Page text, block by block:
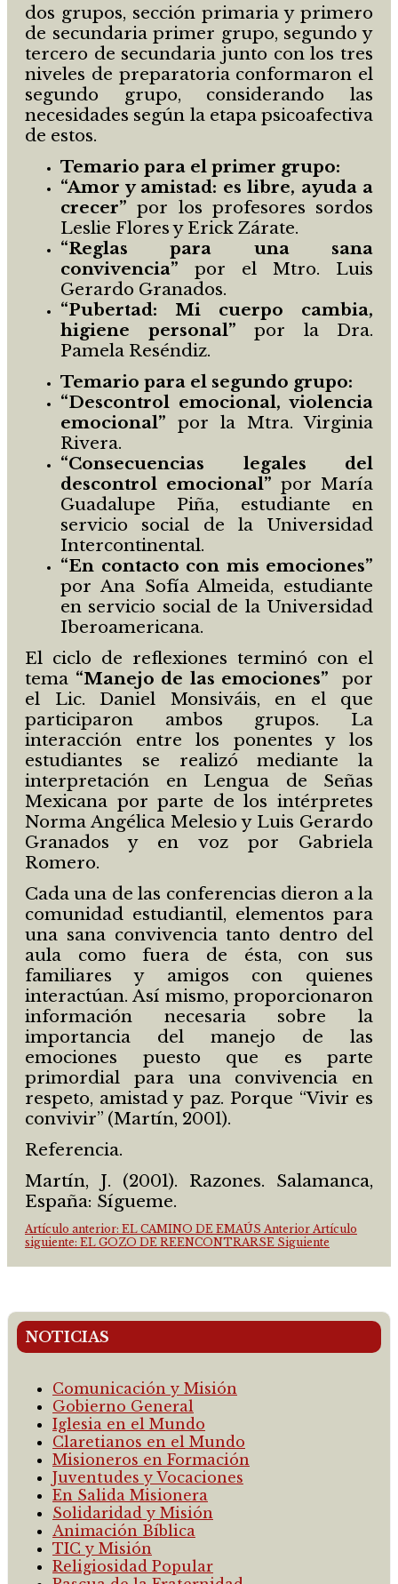
dos grupos, sección primaria y primero
de secundaria primer grupo, segundo y
tercero de secundaria junto con los tres
niveles de preparatoria conformaron el
segundo grupo, considerando las
necesidades según la etapa psicoafectiva
de estos.
Temario para el primer grupo:
“Amor y amistad: es libre, ayuda a
crecer” por los profesores sordos
Leslie Flores y Erick Zárate.
“Reglas para una sana
convivencia” por el Mtro. Luis
Gerardo Granados.
“Pubertad: Mi cuerpo cambia,
higiene personal” por la Dra.
Pamela Reséndiz.
Temario para el segundo grupo:
“Descontrol emocional, violencia
emocional” por la Mtra. Virginia
Rivera.
“Consecuencias legales del
descontrol emocional” por María
Guadalupe Piña, estudiante en
servicio social de la Universidad
Intercontinental.
“En contacto con mis emociones”
por Ana Sofía Almeida, estudiante
en servicio social de la Universidad
Iberoamericana.
El ciclo de reflexiones terminó con el
tema “Manejo de las emociones” por
el Lic. Daniel Monsiváis, en el que
participaron ambos grupos. La
interacción entre los ponentes y los
estudiantes se realizó mediante la
interpretación en Lengua de Señas
Mexicana por parte de los intérpretes
Norma Angélica Melesio y Luis Gerardo
Granados y en voz por Gabriela
Romero.
Cada una de las conferencias dieron a la
comunidad estudiantil, elementos para
una sana convivencia tanto dentro del
aula como fuera de ésta, con sus
familiares y amigos con quienes
interactúan. Así mismo, proporcionaron
información necesaria sobre la
importancia del manejo de las
emociones puesto que es parte
primordial para una convivencia en
respeto, amistad y paz. Porque “Vivir es
convivir” (Martín, 2001).
Referencia.
Martín, J. (2001). Razones. Salamanca,
España: Sígueme.
Artículo anterior: EL CAMINO DE EMAÚS Anterior Artículo
siguiente: EL GOZO DE REENCONTRARSE Siguiente
NOTICIAS
Comunicación y Misión
Gobierno General
Iglesia en el Mundo
Claretianos en el Mundo
Misioneros en Formación
Juventudes y Vocaciones
En Salida Misionera
Solidaridad y Misión
Animación Bíblica
TIC y Misión
Religiosidad Popular